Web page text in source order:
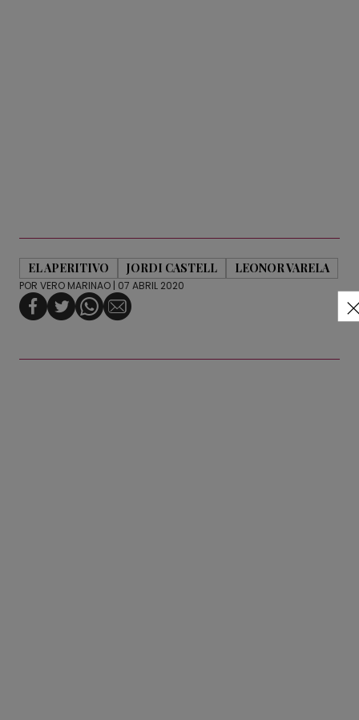
EL APERITIVO JORDI CASTELL LEONOR VARELA
POR VERO MARINAO | 07 ABRIL 2020